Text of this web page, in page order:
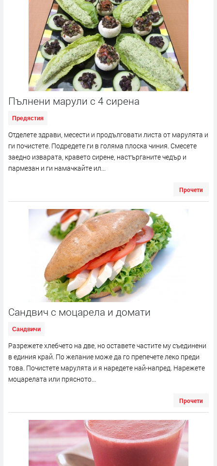
Пълнени марули с 4 сирена
Предястия
Отделете здрави, месести и продълговати листа от марулята и
ги почистете. Подредете ги в голяма плоска чиния. Смесете
заедно изварата, кравето сирене, настърганите чедър и
пармезан и ги намачкайте ил...
Прочети
Сандвич с моцарела и домати
Сандвичи
Разрежете хлебчето на две, но оставете частите му съединени
в единия край. По желание може да го препечете леко преди
това. Почистете марулята и я наредете най-напред. Нарежете
моцарелата или прясното...
Прочети